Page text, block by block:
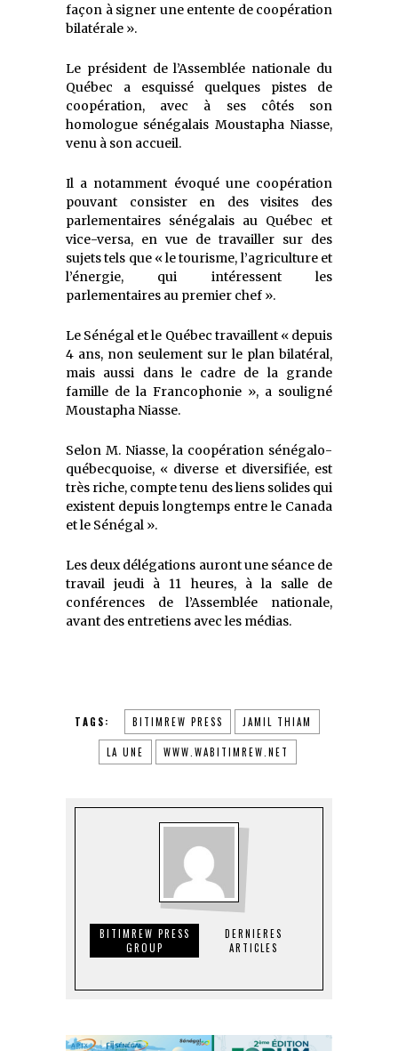
façon à signer une entente de coopération
bilatérale ».
Le président de l’Assemblée nationale du
Québec a esquissé quelques pistes de
coopération, avec à ses côtés son
homologue sénégalais Moustapha Niasse,
venu à son accueil.
Il a notamment évoqué une coopération
pouvant consister en des visites des
parlementaires sénégalais au Québec et
vice-versa, en vue de travailler sur des
sujets tels que « le tourisme, l’agriculture et
l’énergie, qui intéressent les
parlementaires au premier chef ».
Le Sénégal et le Québec travaillent « depuis
4 ans, non seulement sur le plan bilatéral,
mais aussi dans le cadre de la grande
famille de la Francophonie », a souligné
Moustapha Niasse.
Selon M. Niasse, la coopération sénégalo-
québecquoise, « diverse et diversifiée, est
très riche, compte tenu des liens solides qui
existent depuis longtemps entre le Canada
et le Sénégal ».
Les deux délégations auront une séance de
travail jeudi à 11 heures, à la salle de
conférences de l’Assemblée nationale,
avant des entretiens avec les médias.
TAGS: BITIMREW PRESS JAMIL THIAM
LA UNE WWW.WABITIMREW.NET
BITIMREW PRESS
GROUP
DERNIERES
ARTICLES